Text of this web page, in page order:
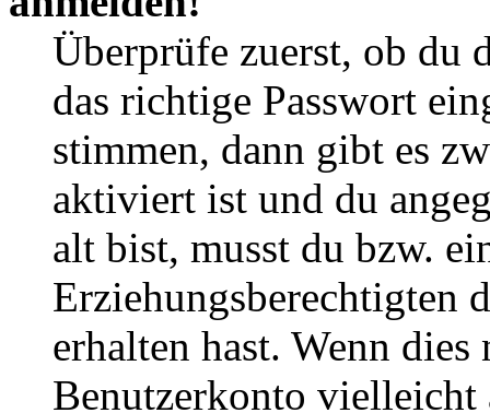
Überprüfe zuerst, ob du
das richtige Passwort
stimmen, dann gibt es
aktiviert ist und du
alt bist, musst du bzw.
Erziehungsberechtigten
erhalten hast. Wenn
Benutzerkonto